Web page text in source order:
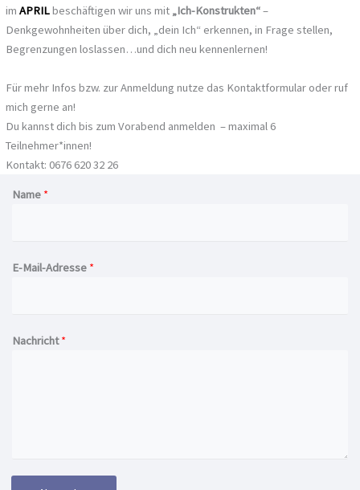
Name *
E-Mail-Adresse *
Nachricht*
im APRILbeschäftigen wir uns mit „Ich-Konstrukten“–
Denkgewohnheiten über dich, „dein Ich“ erkennen, in Frage stellen,
Begrenzungen loslassen…und dich neu kennenlernen!
Für mehr Infos bzw. zur Anmeldung nutze das Kontaktformular oder ruf
mich gerne an!
Du kannst dich bis zum Vorabend anmelden – maximal 6
Teilnehmer*innen!
Kontakt: 0676 620 32 26